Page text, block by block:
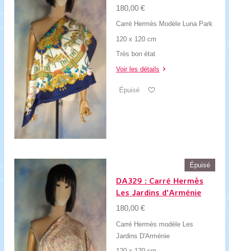
180,00 €
Carré Hermès Modèle Luna Park
120 x 120 cm
Très bon état
Voir les détails
Épuisé
Épuisé
DA329 : Carré Hermès
Les Jardins d'Arménie
180,00 €
Carré Hermès modèle Les
Jardins D'Arménie